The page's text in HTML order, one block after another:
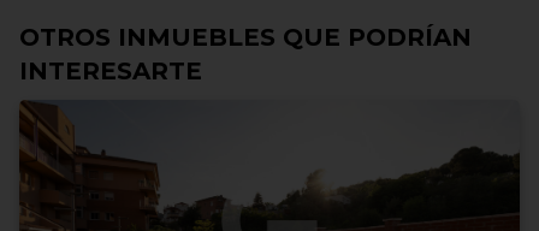
OTROS INMUEBLES QUE PODRÍAN
INTERESARTE